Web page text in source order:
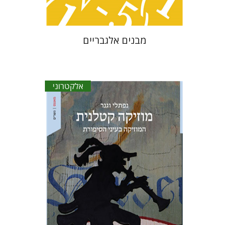
מבנים אלגבריים
אלקטרוני
נפתלי וגנר
אריאל הירשפלד